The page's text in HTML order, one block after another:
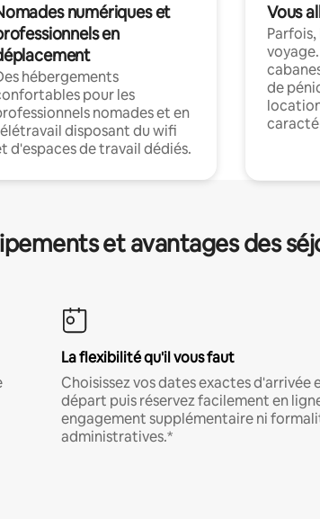
numériques et
en
hébergements
pour les
nomades et en
disposant du wifi
d'espaces de travail dédiés.
Vous
de
et avantages des
La flexibilité qu'il vous faut
Choisissez vos dates exactes d'arrivée
départ puis réservez facilement en
engagement supplémentaire ni
administratives.*